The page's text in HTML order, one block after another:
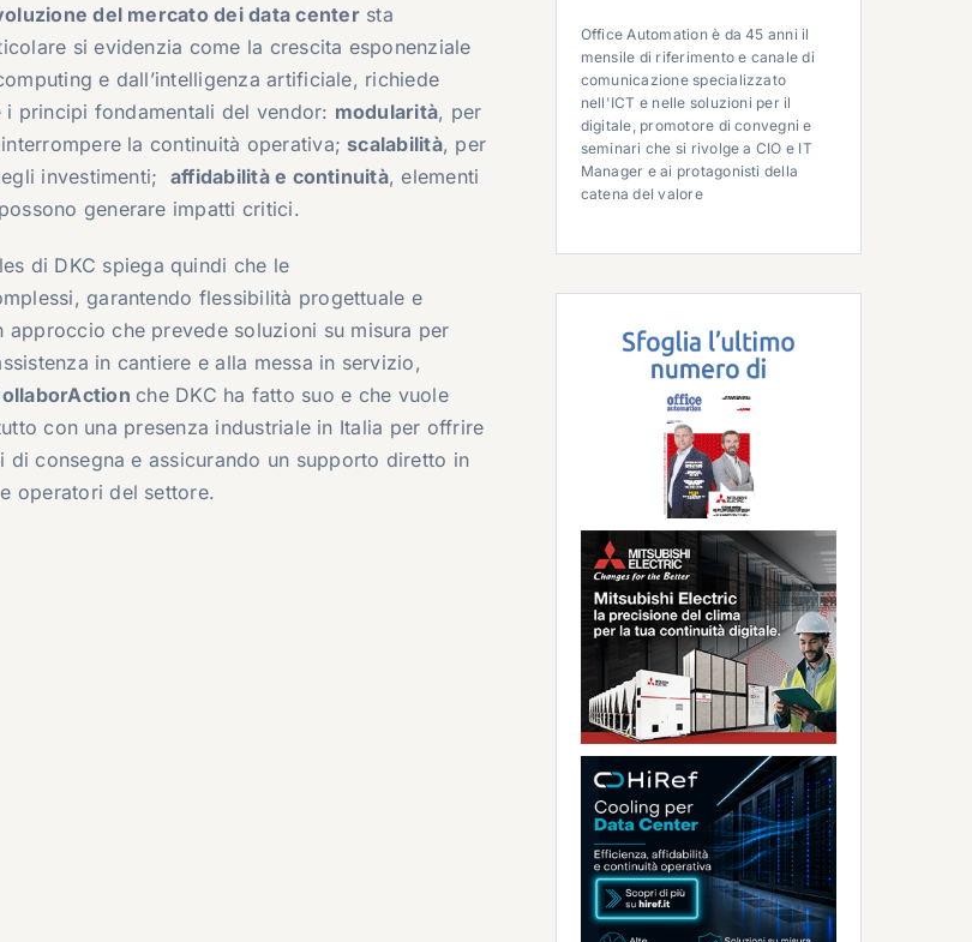
del mercato dei data center sta
si evidenzia come la crescita esponenziale
e dall’intelligenza artificiale, richiede
i principi fondamentali del vendor: modularità, per
la continuità operativa; scalabilità, per
investimenti;
affidabilità e continuità, elementi
generare impatti critici.
di DKC spiega quindi che le
garantendo flessibilità progettuale e
approccio che prevede soluzioni su misura per
in cantiere e alla messa in servizio,
che DKC ha fatto suo e che vuole
con una presenza industriale in Italia per offrire
consegna e assicurando un supporto diretto in
operatori del settore.
Office Automation è da 45 anni il
mensile di riferimento e canale di
comunicazione specializzato
nell'ICT e nelle soluzioni per il
digitale, promotore di convegni e
seminari che si rivolge a CIO e IT
Manager e ai protagonisti della
catena del valore